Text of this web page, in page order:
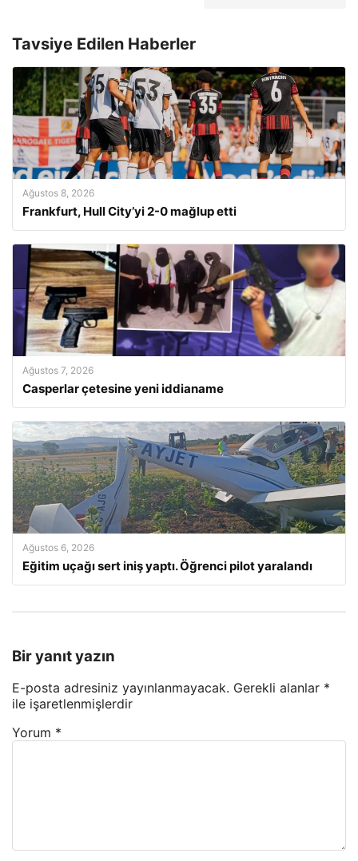
Tavsiye Edilen Haberler
Ağustos 8, 2026
Frankfurt, Hull City’yi 2-0 mağlup etti
Ağustos 7, 2026
Casperlar çetesine yeni iddianame
Ağustos 6, 2026
Eğitim uçağı sert iniş yaptı. Öğrenci pilot yaralandı
Bir yanıt yazın
E-posta adresiniz yayınlanmayacak. Gerekli alanlar *
ile işaretlenmişlerdir
Yorum *